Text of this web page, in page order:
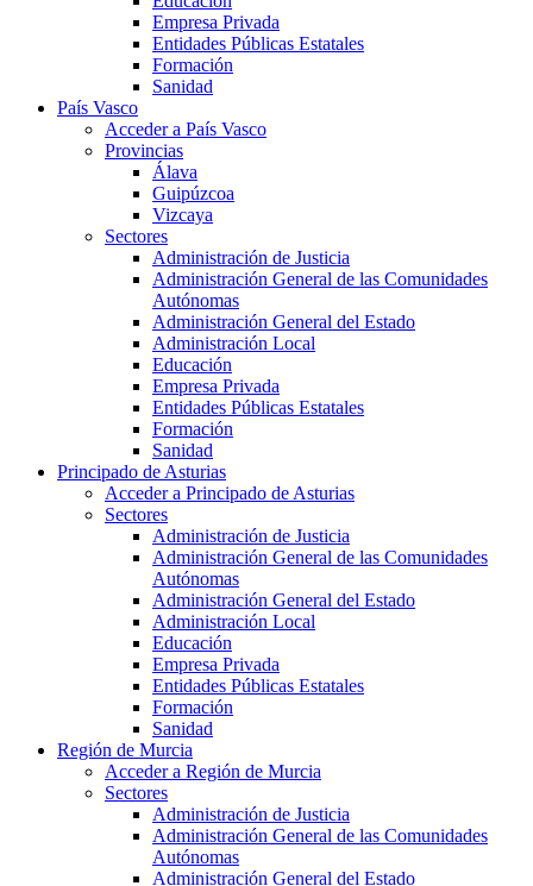
Empresa Privada
Entidades Públicas Estatales
Formación
Sanidad
País Vasco
Acceder a País Vasco
Provincias
Álava
Guipúzcoa
Vizcaya
Sectores
Administración de Justicia
Administración General de las Comunidades
Autónomas
Administración General del Estado
Administración Local
Educación
Empresa Privada
Entidades Públicas Estatales
Formación
Sanidad
Principado de Asturias
Acceder a Principado de Asturias
Sectores
Administración de Justicia
Administración General de las Comunidades
Autónomas
Administración General del Estado
Administración Local
Educación
Empresa Privada
Entidades Públicas Estatales
Formación
Sanidad
Región de Murcia
Acceder a Región de Murcia
Sectores
Administración de Justicia
Administración General de las Comunidades
Autónomas
Administración General del Estado